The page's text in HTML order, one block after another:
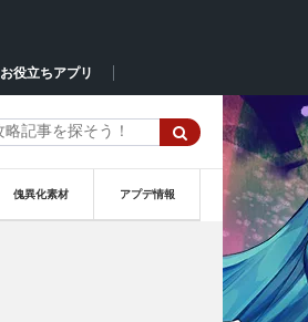
お役立ちアプリ
傀異化素材 アプデ情報